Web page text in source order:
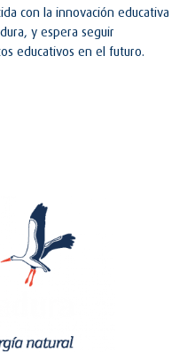
con la innovación educativa
y espera seguir
educativos en el futuro.